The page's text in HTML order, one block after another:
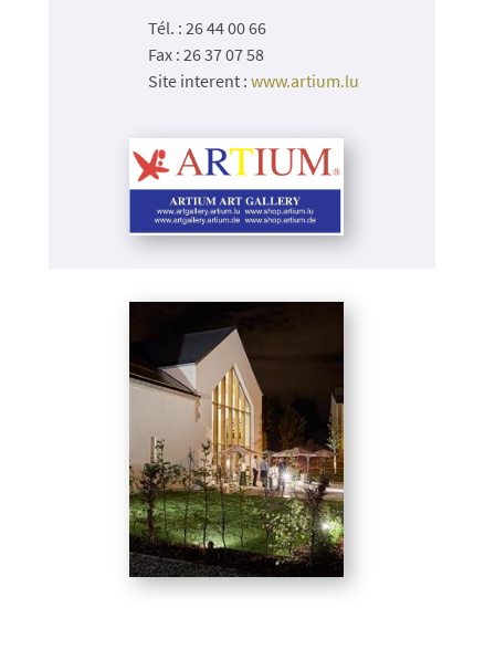
Tél. : 26 44 00 66
Fax : 26 37 07 58​
Site interent : www.artium.lu